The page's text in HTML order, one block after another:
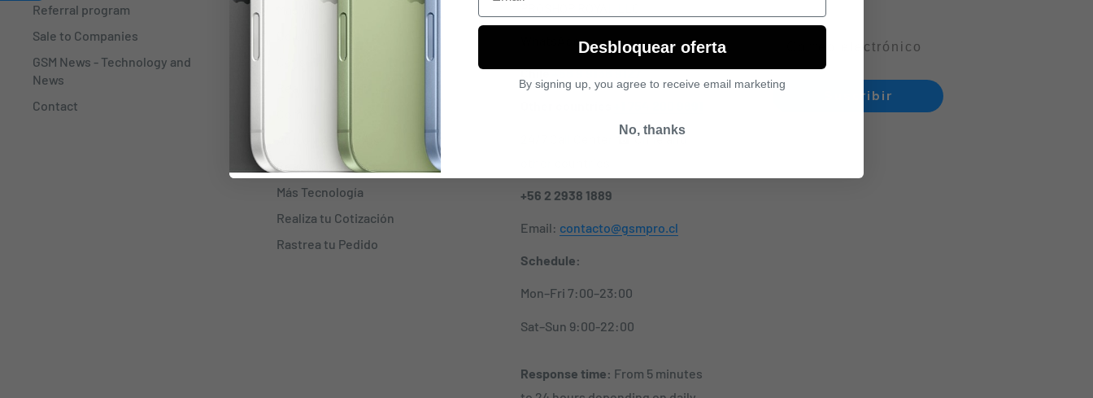
Referral program
Sale to Companies
GSM News - Technology and
News
Contact
Más Vendidos
Audio y Audífonos
Reacondicionados
Más Tecnología
Realiza tu Cotización
Rastrea tu Pedido
WhatsApp:
Chile+56 9 9136 9127
24/7 Call Center ☎ Chile and
+56 2 2938 1889
Email: contacto@gsmpro.cl
Schedule:
Mon–Fri 7:00–23:00
Sat–Sun 9:00-22:00
Response time: From 5 minutes
Suscribir
Desbloquear oferta
By signing up, you agree to receive email marketing
No, thanks